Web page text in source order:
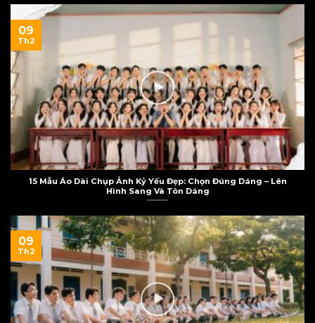
15 Mẫu Áo Dài Chụp Ảnh Kỷ Yếu Đẹp: Chọn Đúng Dáng – Lên
Hình Sang Và Tôn Dáng
09
Th2
09
Th2